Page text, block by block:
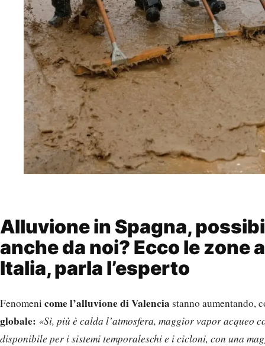
Alluvione in Spagna,
anche da noi? Ecco le zone
Italia, parla l’esperto
Fenomeni come l’alluvione di Valencia stanno aumentando,
globale: «Sì, più è calda l’atmosfera, maggior vapor acqueo
disponibile per i sistemi temporaleschi e i cicloni, con una